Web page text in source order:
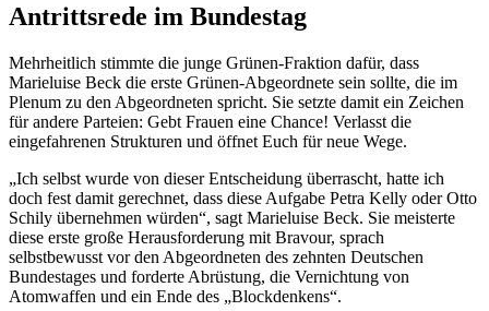
Antrittsrede im Bundestag
Mehrheitlich stimmte die junge Grünen-Fraktion dafür, dass
Marieluise Beck die erste Grünen-Abgeordnete sein sollte, die im
Plenum zu den Abgeordneten spricht. Sie setzte damit ein Zeichen
für andere Parteien: Gebt Frauen eine Chance! Verlasst die
eingefahrenen Strukturen und öffnet Euch für neue Wege.
„Ich selbst wurde von dieser Entscheidung überrascht, hatte ich
doch fest damit gerechnet, dass diese Aufgabe Petra Kelly oder Otto
Schily übernehmen würden“, sagt Marieluise Beck. Sie meisterte
diese erste große Herausforderung mit Bravour, sprach
selbstbewusst vor den Abgeordneten des zehnten Deutschen
Bundestages und forderte Abrüstung, die Vernichtung von
Atomwaffen und ein Ende des „Blockdenkens“.